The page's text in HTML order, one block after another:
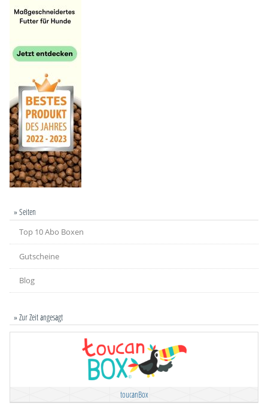
» Seiten
Top 10 Abo Boxen
Gutscheine
Blog
» Zur Zeit angesagt
toucanBox